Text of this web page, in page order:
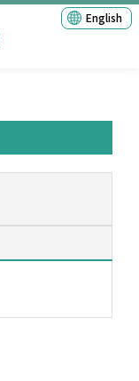
English